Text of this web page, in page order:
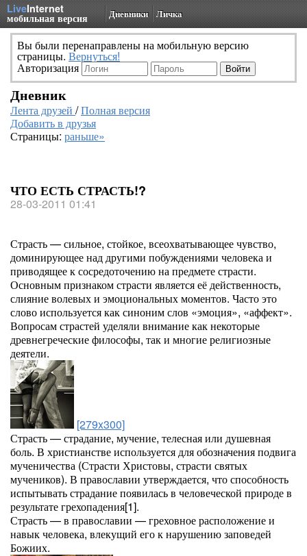
LiveInternet
мобильная версия Дневники Личка
Вы были перенаправлены на мобильную версию
страницы. Вернуться!
Авторизация
Дневник
Лента друзей /Полная версия
Добавить в друзья
Страницы: раньше»
ЧТО ЕСТЬ СТРАСТЬ!?
28-03-2011 01:41
Страсть — сильное, стойкое, всеохватывающее чувство,
доминирующее над другими побуждениями человека и
приводящее к сосредоточению на предмете страсти.
Основным признаком страсти является её действенность,
слияние волевых и эмоциональных моментов. Часто это
слово используется как синоним слов «эмоция», «аффект».
Вопросам страстей уделяли внимание как некоторые
древнегреческие философы, так и многие религиозные
деятели.
[279x300]
Страсть — страдание, мучение, телесная или душевная
боль. В христианстве используется для обозначения подвига
мученичества (Страсти Христовы, страсти святых
мучеников). В православии утверждается, что способность
испытывать страдание появилась в человеческой природе в
результате грехопадения[1].
Страсть — в православии — греховное расположение и
навык человека, влекущий его к нарушению заповедей
Божиих.